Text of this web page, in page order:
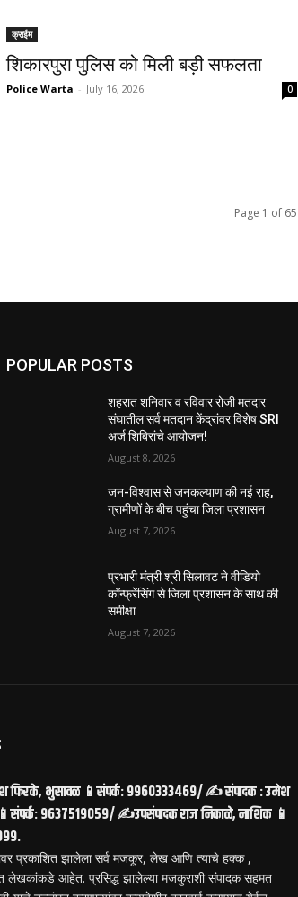
क्राईम
शिकारपुरा पुलिस को मिली बड़ी सफलता
Police Warta - July 16, 2026 0
Page 1 of 65
POPULAR POSTS
शहरात शनिवार व रविवार रोजी मतदार
संघातील सर्व मतदान केंद्रांवर विशेष SRI
अर्ज शिबिरांचे आयोजन!
August 8, 2026
जन-विश्वास से जनकल्याण की नई राह,
ग्रामीणों के बीच पहुंचा जिला प्रशासन
August 7, 2026
प्रभारी मंत्री श्री सिलावट ने वीडियो
कॉन्फ्रेंसिंग से जिला प्रशासन के साथ की
समीक्षा
August 7, 2026
फिरके, भुसावळ 📱संपर्क: 9960333469/ ✍️ संपादक : उमेश
9637519059/ ✍️उपसंपादक राज निकाळे, नाशिक 📱
प्रकाशित झालेला सर्व मजकूर, लेख आणि त्याचे हक्क ,
लेखकांकडे आहेत. प्रसिद्ध झालेल्या मजकुराशी संपादक सहमत